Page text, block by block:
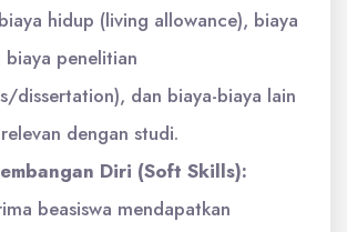
hidup (living allowance), biaya
biaya penelitian
dissertation), dan biaya-biaya lain
dengan studi.
Diri (Soft Skills):
beasiswa mendapatkan